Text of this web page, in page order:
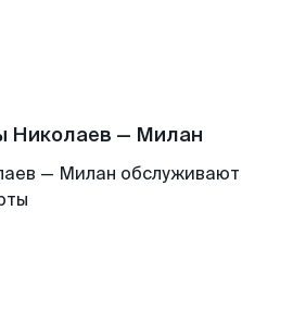
Николаев — Милан
— Милан обслуживают